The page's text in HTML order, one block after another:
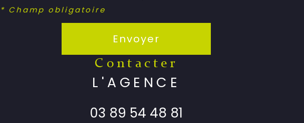
* Champ obligatoire
Envoyer
contacter
L'AGENCE
03 89 54 48 81